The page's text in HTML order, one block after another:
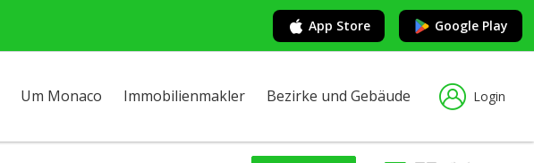
App Store Google Play
Um Monaco Immobilienmakler Bezirke und Gebäude Login